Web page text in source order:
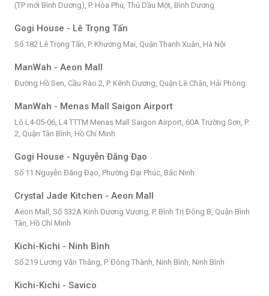
(TP mới Bình Dương), P. Hòa Phú, Thủ Dầu Một, Bình Dương
Gogi House - Lê Trọng Tấn
Số 182 Lê Trọng Tấn, P. Khương Mai, Quận Thanh Xuân, Hà Nội
ManWah - Aeon Mall
Đường Hồ Sen, Cầu Rào 2, P. Kênh Dương, Quận Lê Chân, Hải Phòng
ManWah - Menas Mall Saigon Airport
Lô L4-05-06, L4 TTTM Menas Mall Saigon Airport, 60A Trường Sơn, P.
2, Quận Tân Bình, Hồ Chí Minh
Gogi House - Nguyễn Đăng Đạo
Số 11 Nguyễn Đăng Đạo, Phường Đại Phúc, Bắc Ninh
Crystal Jade Kitchen - Aeon Mall
Aeon Mall, Số 532A Kinh Dương Vương, P. Bình Trị Đông B, Quận Bình
Tân, Hồ Chí Minh
Kichi-Kichi - Ninh Bình
Số 219 Lương Văn Thăng, P. Đông Thành, Ninh Bình, Ninh Bình
Kichi-Kichi - Savico